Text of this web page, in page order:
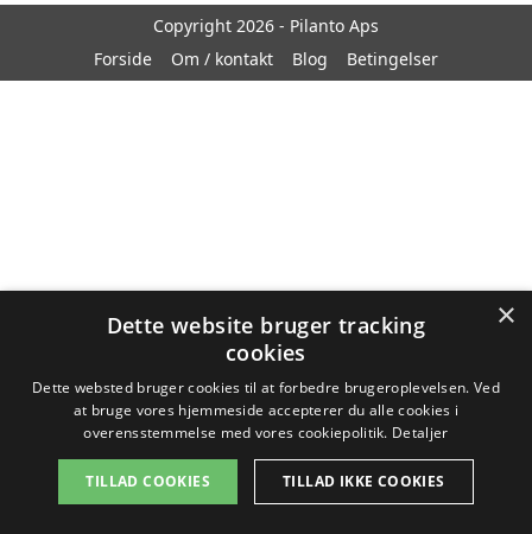
Copyright 2026 - Pilanto Aps
Forside
Om / kontakt Blog Betingelser
×
Dette website bruger tracking
cookies
Dette websted bruger cookies til at forbedre brugeroplevelsen. Ved
at bruge vores hjemmeside accepterer du alle cookies i
overensstemmelse med vores cookiepolitik. Detaljer
TILLAD COOKIES TILLAD IKKE COOKIES